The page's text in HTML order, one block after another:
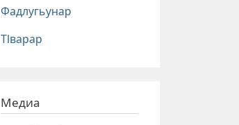
Фадлугьунар
Тlварар
Медиа